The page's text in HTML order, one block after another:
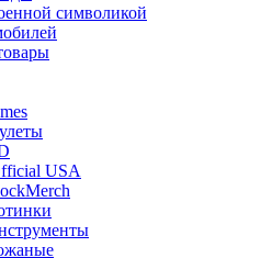
символикой
USA